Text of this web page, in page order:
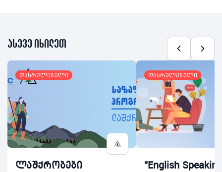
ასევე იხილეთ
დასრულებული
ლაშქრობები
დასრულებული
"English